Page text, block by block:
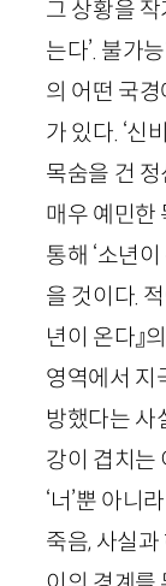
그 상황을 작
는다’. 불가
의 어떤 국경
가 있다. ‘신
목숨을 건
매우 예민한
통해 ‘소년
을 것이다.
년이 온다』
영역에서 지
방했다는 사
강이 겹치는
‘너’뿐 아니
죽음, 사실